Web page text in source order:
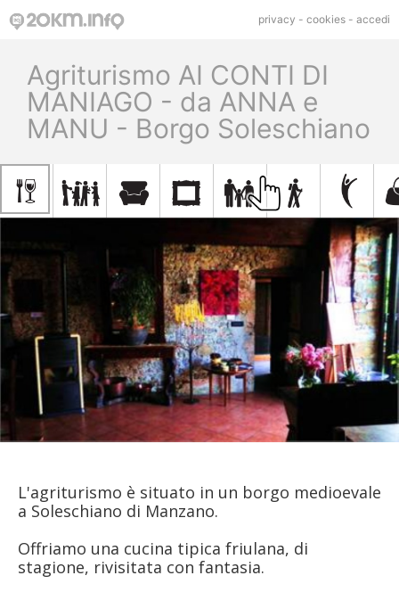
privacy - cookies - accedi
Agriturismo AI CONTI DI
MANIAGO - da ANNA e
MANU - Borgo Soleschiano
L'agriturismo è situato in un borgo medioevale
a Soleschiano di Manzano.
Offriamo una cucina tipica friulana, di
stagione, rivisitata con fantasia.